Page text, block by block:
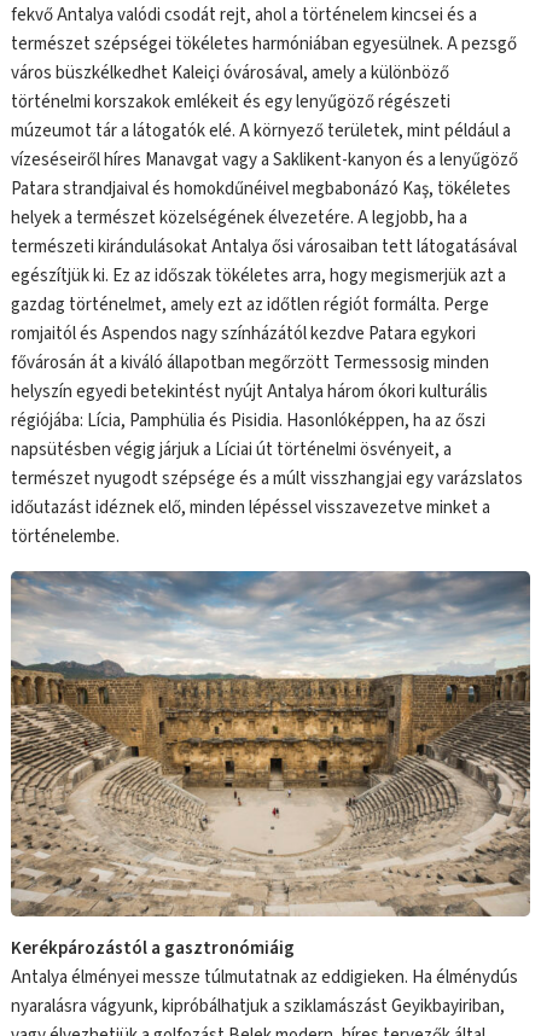
fekvő Antalya valódi csodát rejt, ahol a történelem kincsei és a
természet szépségei tökéletes harmóniában egyesülnek. A pezsgő
város büszkélkedhet Kaleiçi óvárosával, amely a különböző
történelmi korszakok emlékeit és egy lenyűgöző régészeti
múzeumot tár a látogatók elé. A környező területek, mint például a
vízeséseiről híres Manavgat vagy a Saklikent-kanyon és a lenyűgöző
Patara strandjaival és homokdűnéivel megbabonázó Kaş, tökéletes
helyek a természet közelségének élvezetére. A legjobb, ha a
természeti kirándulásokat Antalya ősi városaiban tett látogatásával
egészítjük ki. Ez az időszak tökéletes arra, hogy megismerjük azt a
gazdag történelmet, amely ezt az időtlen régiót formálta. Perge
romjaitól és Aspendos nagy színházától kezdve Patara egykori
fővárosán át a kiváló állapotban megőrzött Termessosig minden
helyszín egyedi betekintést nyújt Antalya három ókori kulturális
régiójába: Lícia, Pamphülia és Pisidia. Hasonlóképpen, ha az őszi
napsütésben végig járjuk a Líciai út történelmi ösvényeit, a
természet nyugodt szépsége és a múlt visszhangjai egy varázslatos
időutazást idéznek elő, minden lépéssel visszavezetve minket a
történelembe.
Kerékpározástól a gasztronómiáig
Antalya élményei messze túlmutatnak az eddigieken. Ha élménydús
nyaralásra vágyunk, kipróbálhatjuk a sziklamászást Geyikbayiriban,